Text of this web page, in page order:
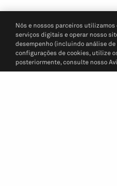
Nós e nossos parceiros
serviços digitais e operar nosso
desempenho (incluindo análise
configurações de cookies, utilize
posteriormente, consulte nosso